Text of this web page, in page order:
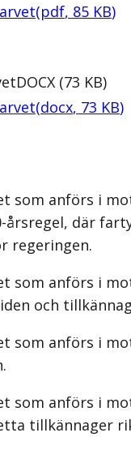
(pdf, 85 KB)
DOCX (73 KB)
(docx, 73 KB)
som anförs i
där
regeringen.
som anförs i
och
som anförs i
som anförs i
tillkännager